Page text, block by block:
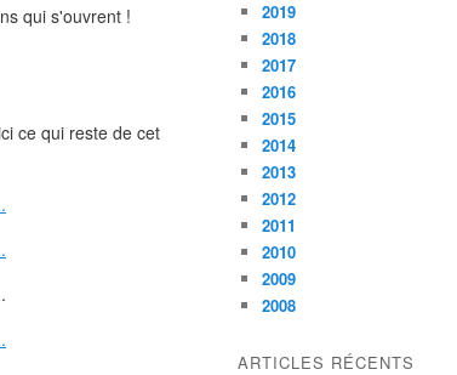
qui s'ouvrent !
ce qui reste de cet
2019
2018
2017
2016
2015
2014
2013
2012
2011
2010
2009
2008
ARTICLES RÉCENTS